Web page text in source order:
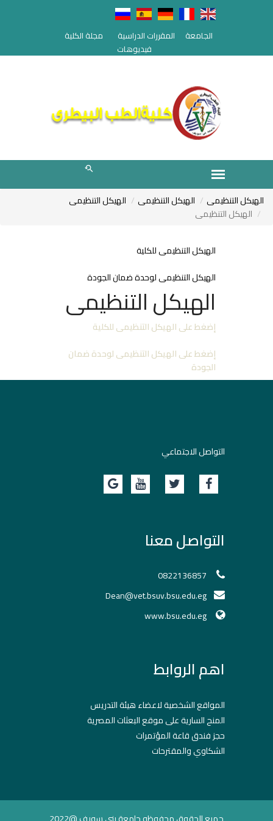
الجامعة المقررات الدراسية
مجلة الكلية
فيديوهات
الهيكل التنظيمى الهيكل التنظيمى
الهيكل التنظيمى
الهيكل التنظيمى
الهيكل التنظيمى للكلية
الهيكل التنظيمى لوحدة ضمان الجودة
الهيكل التنظيمى
إضغط على الهيكل التنظيمى للكلية
إضغط على الهيكل التنظيمى لوحدة ضمان
الجودة
التواصل الاجتماعي
التواصل معنا
0822136857
Dean@vet.bsuv.bsu.edu.eg
www.bsu.edu.eg
اهم الروابط
المواقع الشخصية لاعضاء هيئة التدريس
المنح السارية على موقع البعثات المصرية
حجز فندق قاعة المؤتمرات
الشكاوي والمقترحات